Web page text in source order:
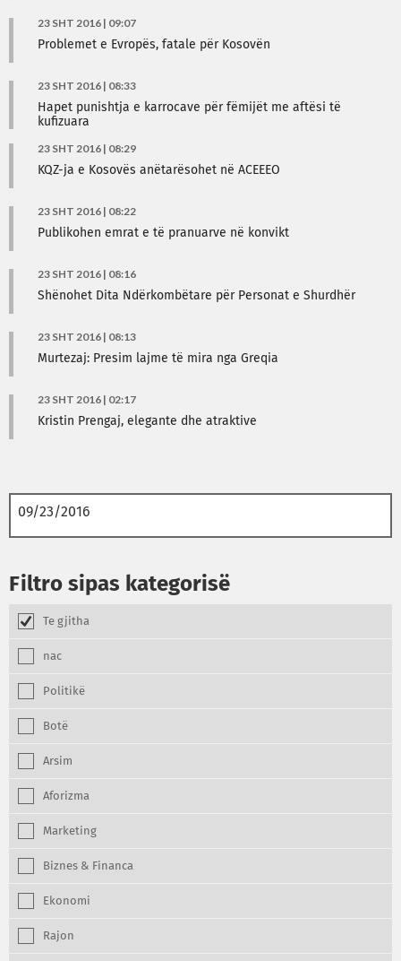
23 SHT 2016 | 09:07
Problemet e Evropës, fatale për Kosovën
23 SHT 2016 | 08:33
Hapet punishtja e karrocave për fëmijët me aftësi të
kufizuara
23 SHT 2016 | 08:29
KQZ-ja e Kosovës anëtarësohet në ACEEEO
23 SHT 2016 | 08:22
Publikohen emrat e të pranuarve në konvikt
23 SHT 2016 | 08:16
Shënohet Dita Ndërkombëtare për Personat e Shurdhër
23 SHT 2016 | 08:13
Murtezaj: Presim lajme të mira nga Greqia
23 SHT 2016 | 02:17
Kristin Prengaj, elegante dhe atraktive
Filtro sipas kategorisë
Te gjitha
nac
Politikë
Botë
Arsim
Aforizma
Marketing
Biznes & Financa
Ekonomi
Rajon